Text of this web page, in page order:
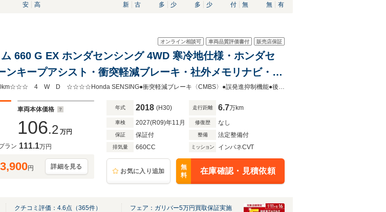
安
高
新
古
多
少
多
少
付
無
無
有
オンライン相談可 車両品質評価書付 販売店保証
660 G EX ホンダセンシング 4WD 寒冷地仕様・ホンダセ
ンキープアシスト・衝突軽減ブレーキ・社外メモリナビ・フ
クカメラ・両側パワースライドドア・ビルトインETC・ステ
チ・社外AW装着冬タイヤあり
登録時走行距離 66510km☆☆☆ 4 W D ☆☆☆☆Honda SENSING●衝突軽減ブレーキ〈CMBS〉●誤発進抑制機能●後方誤発進抑制機能●歩行者事故低減ステアリング●路外逸脱抑制機能●
車両本体価格
106.2 万円
ラン 111.1万円
円 詳細を見る
年式 2018 (H30) 走行距離 6.7万km
車検 2027(R09)年11月 修復歴 なし
保証 保証付 整備 法定整備付
排気量 660CC ミッション インパネCVT
お気に入り追加
無
料
在庫確認・見積依頼
クチコミ評価： 4.6点（365件）
フェア：ガリバー5万円買取保証実施